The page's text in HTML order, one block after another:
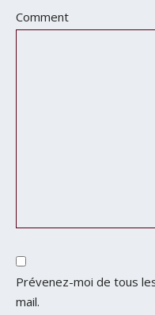
Comment
Prévenez-moi de tous
mail.